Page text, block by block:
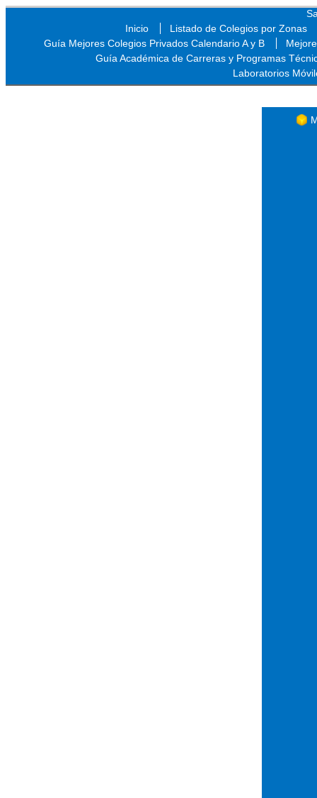
Inicio
Listado de Colegios por Zonas
Guía Mejores Colegios Privados Calendario A y B
Guía Académica de Carreras y Programas
Laboratorios